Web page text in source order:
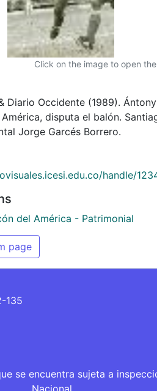
Click on the image to open
Diario Occidente (1989).
disputa el balón.
Jorge Garcés Borrero.
handle/
del América - Patrimonial
page
135
se encuentra sujeta a
Nacional.